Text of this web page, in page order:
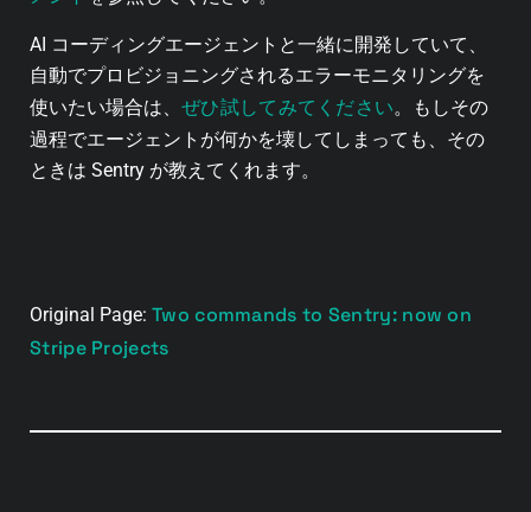
AI コーディングエージェントと一緒に開発していて、
自動でプロビジョニングされるエラーモニタリングを
使いたい場合は、 ぜひ試してみてください。もしその
過程でエージェントが何かを壊してしまっても、その
ときは Sentry が教えてくれます。
Original Page: Two commands to Sentry: now on
Stripe Projects